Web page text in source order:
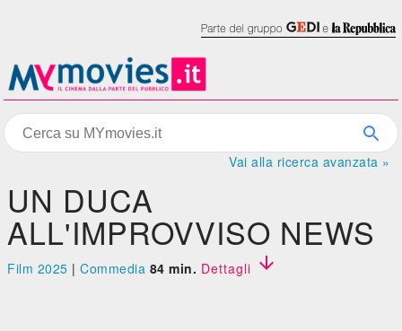
Vai alla ricerca avanzata »
UN DUCA
ALL'IMPROVVISO NEWS
Film 2025 |Commedia 84 min. Dettagli 